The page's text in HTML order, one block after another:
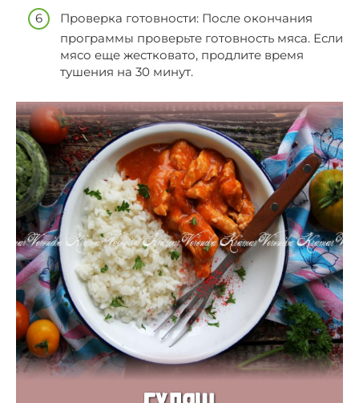
Проверка готовности: После окончания
программы проверьте готовность мяса. Если
мясо еще жестковато, продлите время
тушения на 30 минут.